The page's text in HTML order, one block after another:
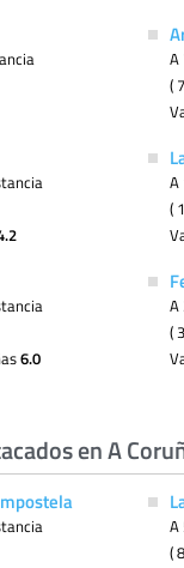
A
(
A
(
6.0
A
(
en A
A
(